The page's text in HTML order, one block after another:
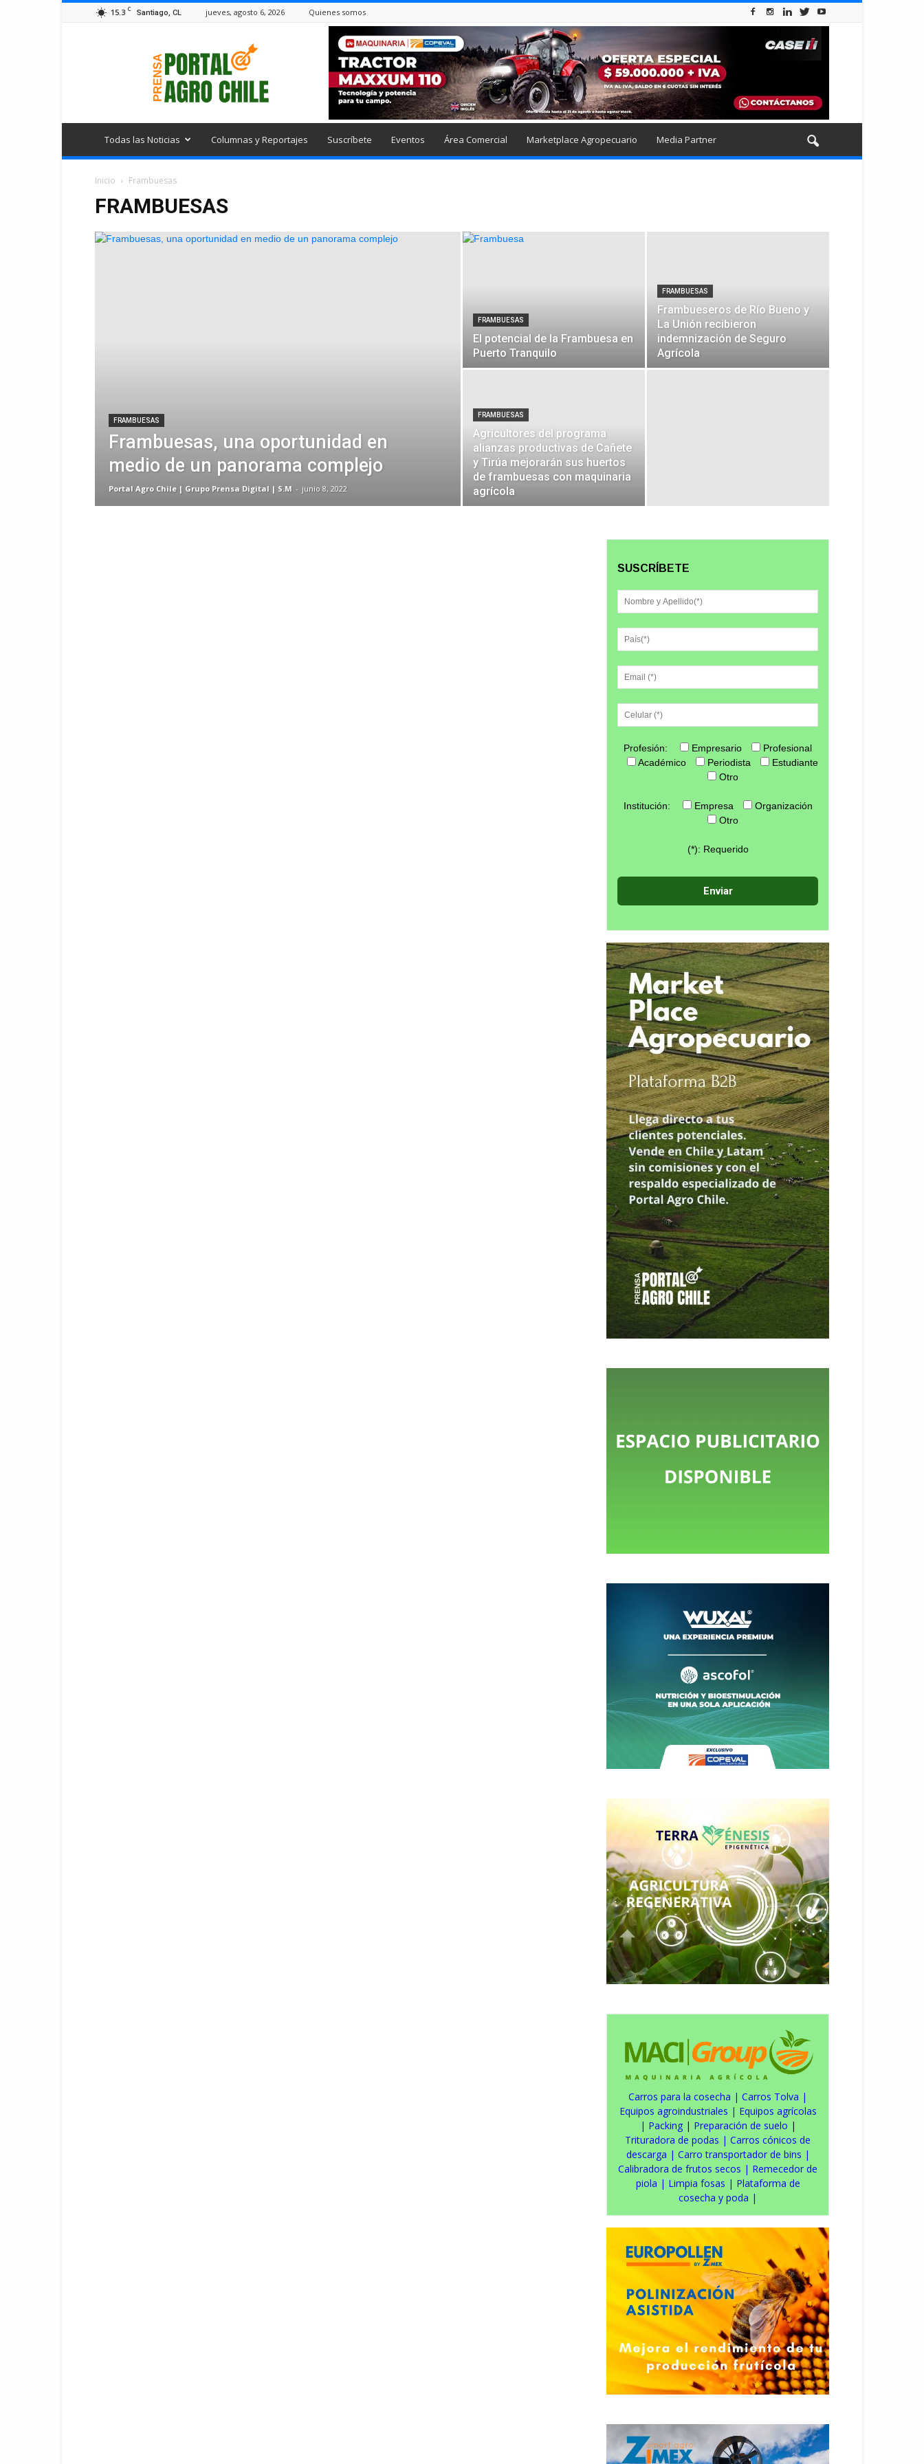
15.3 C Santiago, CL jueves, agosto 6, 2026 Quienes somos
Todas las Noticias Columnas y Reportajes Suscríbete Eventos Área Comercial Marketplace Agropecuario Media Partner
Inicio Frambuesas
FRAMBUESAS
FRAMBUESAS
Frambuesas, una oportunidad en
medio de un panorama complejo
Portal Agro Chile | Grupo Prensa Digital | S.M - junio 8, 2022
FRAMBUESAS
El potencial de la Frambuesa en
Puerto Tranquilo
FRAMBUESAS
Frambueseros de Río Bueno y
La Unión recibieron
indemnización de Seguro
Agrícola
FRAMBUESAS
Agricultores del programa
alianzas productivas de Cañete
y Tirúa mejorarán sus huertos
de frambuesas con maquinaria
agrícola
SUSCRÍBETE
Profesión: Empresario
Profesional
Académico
Periodista
Estudiante
Otro
Institución: Empresa
Organización
Otro
(*): Requerido
Carros para la cosecha | Carros Tolva |
Equipos agroindustriales | Equipos agrícolas
| Packing| Preparación de suelo |
Trituradora de podas | Carros cónicos de
descarga | Carro transportador de bins |
Calibradora de frutos secos | Remecedor de
piola | Limpia fosas | Plataforma de
cosecha y poda |